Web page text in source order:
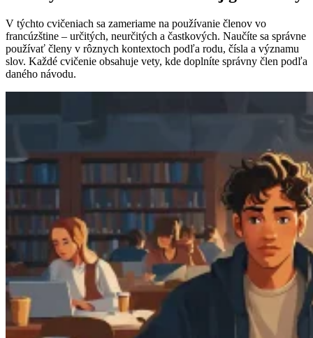
V týchto cvičeniach sa zameriame na používanie členov vo
francúzštine – určitých, neurčitých a častkových. Naučíte sa správne
používať členy v rôznych kontextoch podľa rodu, čísla a významu
slov. Každé cvičenie obsahuje vety, kde doplníte správny člen podľa
daného návodu.